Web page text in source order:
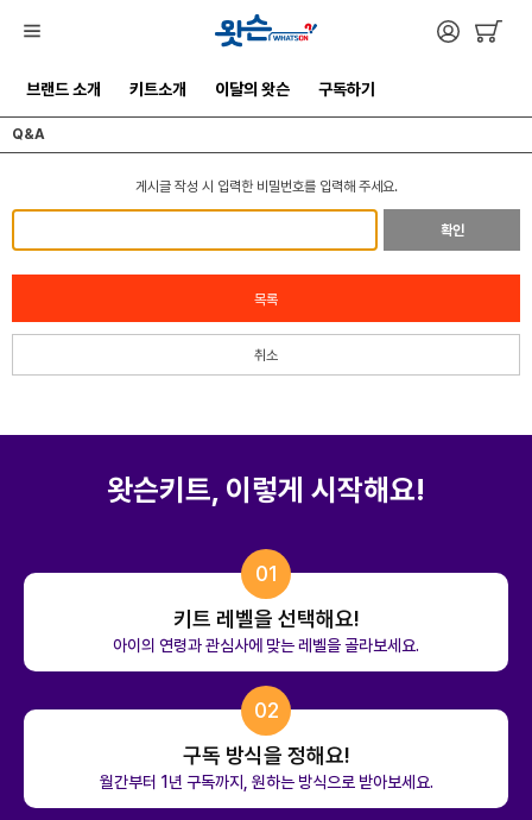
브랜드 소개 키트소개 이달의 왓슨 구독하기
Q&A
게시글 작성 시 입력한 비밀번호를 입력해 주세요.
확인
목록
취소
왓슨키트, 이렇게 시작해요!
01
키트 레벨을 선택해요!
아이의 연령과 관심사에 맞는 레벨을 골라보세요.
02
구독 방식을 정해요!
월간부터 1년 구독까지, 원하는 방식으로 받아보세요.